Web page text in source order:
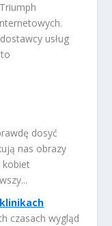
usług
dosyć
nas obrazy
kobiet
czasach wygląd